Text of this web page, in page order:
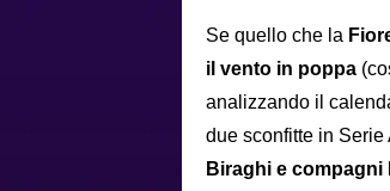
Se quello che la
il vento in poppa
analizzando il
due sconfitte in Serie
Biraghi e compagni